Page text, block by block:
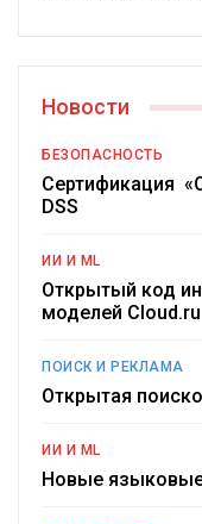
Новости
БЕЗОПАСНОСТЬ
Сертификация
DSS
ИИ И ML
Открытый код
моделей Cloud.ru
ПОИСК И РЕКЛАМА
Открытая
ИИ И ML
Новые языковые